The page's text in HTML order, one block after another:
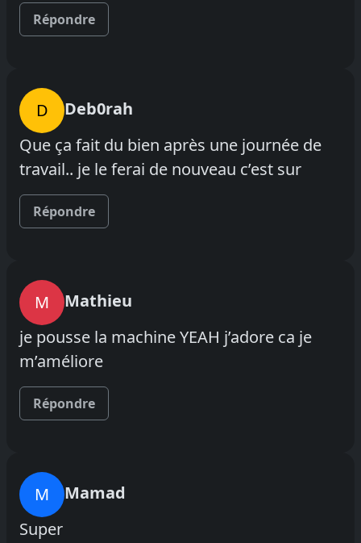
Répondre
D
Deb0rah
Que ça fait du bien après une journée de
travail.. je le ferai de nouveau c’est sur
Répondre
M
Mathieu
je pousse la machine YEAH j’adore ca je
m’améliore
Répondre
M
Mamad
Super